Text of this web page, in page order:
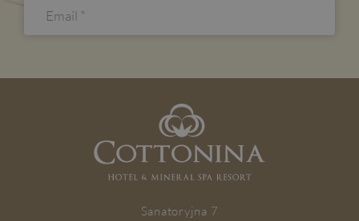
ZAPISZ SIĘ
Sanatoryjna 7